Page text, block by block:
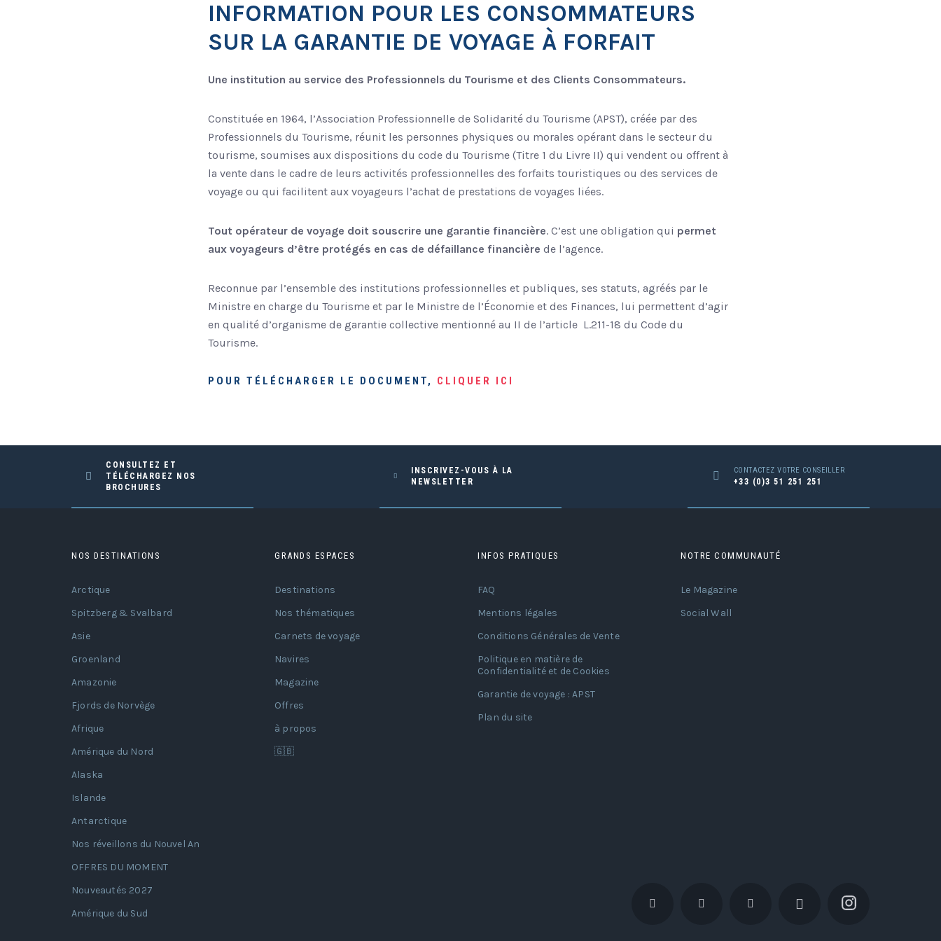
INFORMATION POUR LES CONSOMMATEURS
SUR LA GARANTIE DE VOYAGE À FORFAIT
Une institution au service des Professionnels du Tourisme et des Clients Consommateurs.
Constituée en 1964, l’Association Professionnelle de Solidarité du Tourisme (APST), créée par des
Professionnels du Tourisme, réunit les personnes physiques ou morales opérant dans le secteur du
tourisme, soumises aux dispositions du code du Tourisme (Titre 1 du Livre II) qui vendent ou offrent à
la vente dans le cadre de leurs activités professionnelles des forfaits touristiques ou des services de
voyage ou qui facilitent aux voyageurs l’achat de prestations de voyages liées.
Tout opérateur de voyage doit souscrire une garantie financière. C’est une obligation qui permet
aux voyageurs d’être protégés en cas de défaillance financière de l’agence.
Reconnue par l’ensemble des institutions professionnelles et publiques, ses statuts, agréés par le
Ministre en charge du Tourisme et par le Ministre de l’Économie et des Finances, lui permettent d’agir
en qualité d’organisme de garantie collective mentionné au II de l’article L.211-18 du Code du
Tourisme.
POUR TÉLÉCHARGER LE DOCUMENT, CLIQUER ICI
CONSULTEZ ET
TÉLÉCHARGEZ NOS
BROCHURES
INSCRIVEZ-VOUS À LA
NEWSLETTER
CONTACTEZ VOTRE CONSEILLER
+33 (0)3 51 251 251
NOS DESTINATIONS
Arctique
Spitzberg & Svalbard
Asie
Groenland
Amazonie
Fjords de Norvège
Afrique
Amérique du Nord
Alaska
Islande
Antarctique
Nos réveillons du Nouvel An
OFFRES DU MOMENT
Nouveautés 2027
Amérique du Sud
GRANDS ESPACES
Destinations
Nos thématiques
Carnets de voyage
Navires
Magazine
Offres
à propos
🇬🇧
INFOS PRATIQUES
FAQ
Mentions légales
Conditions Générales de Vente
Politique en matière de
Confidentialité et de Cookies
Garantie de voyage : APST
Plan du site
NOTRE COMMUNAUTÉ
Le Magazine
Social Wall